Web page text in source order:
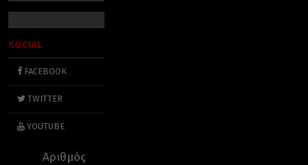
SOCIAL
FACEBOOK
TWITTER
YOUTUBE
Αριθμός